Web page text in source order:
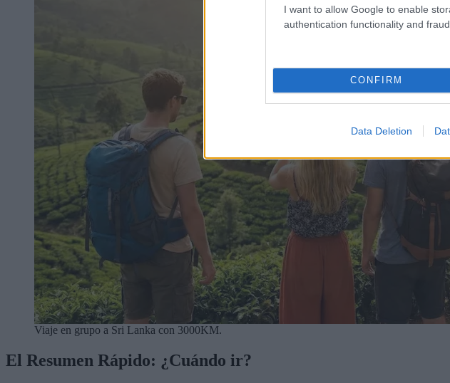
I want to allow Google to enable
authentication functionality and
CONFIRM
Data Deletion
Viaje en grupo a Sri Lanka con 3000KM.
El Resumen Rápido: ¿Cuándo ir?